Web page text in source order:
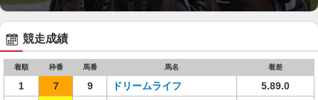
競走成績
着順 枠番 馬番 馬名 着差
1 7 9 ドリームライフ
5.89.0